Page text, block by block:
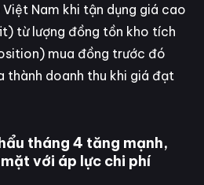
Nam khi tận dụng giá cao
từ lượng đồng tồn kho tích
mua đồng trước đó
thành doanh thu khi giá đạt
tháng 4 tăng mạnh,
với áp lực chi phí